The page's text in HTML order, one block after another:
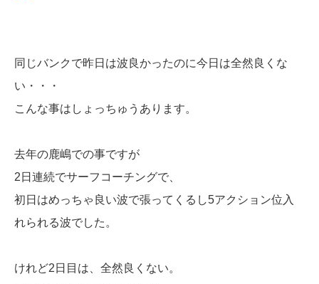
同じバンクで昨日は波良かったのに今日は全然良くな
い・・・
こんな事はしょっちゅうあります。
去年の鹿嶋での事ですが
2日連続でサーフコーチングで、
初日はめっちゃ良い波で張ってくるし5アクション位入
れられる波でした。
けれど2日目は、全然良くない。